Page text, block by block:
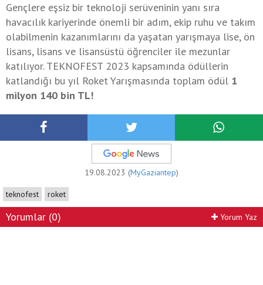
Gençlere eşsiz bir teknoloji serüveninin yanı sıra
havacılık kariyerinde önemli bir adım, ekip ruhu ve takım
olabilmenin kazanımlarını da yaşatan yarışmaya lise, ön
lisans, lisans ve lisansüstü öğrenciler ile mezunlar
katılıyor. TEKNOFEST 2023 kapsamında ödüllerin
katlandığı bu yıl Roket Yarışmasında toplam ödül 1
milyon 140 bin TL!
19.08.2023 (MyGaziantep)
teknofest roket
Yorumlar (0) Yorum Yaz